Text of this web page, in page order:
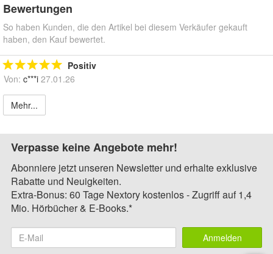
Bewertungen
So haben Kunden, die den Artikel bei diesem Verkäufer gekauft
haben, den Kauf bewertet.
Positiv
Von: c***i 27.01.26
Mehr...
Verpasse keine Angebote mehr!
Abonniere jetzt unseren Newsletter und erhalte exklusive
Rabatte und Neuigkeiten.
Extra-Bonus: 60 Tage Nextory kostenlos - Zugriff auf 1,4
Mio. Hörbücher & E-Books.*
Anmelden